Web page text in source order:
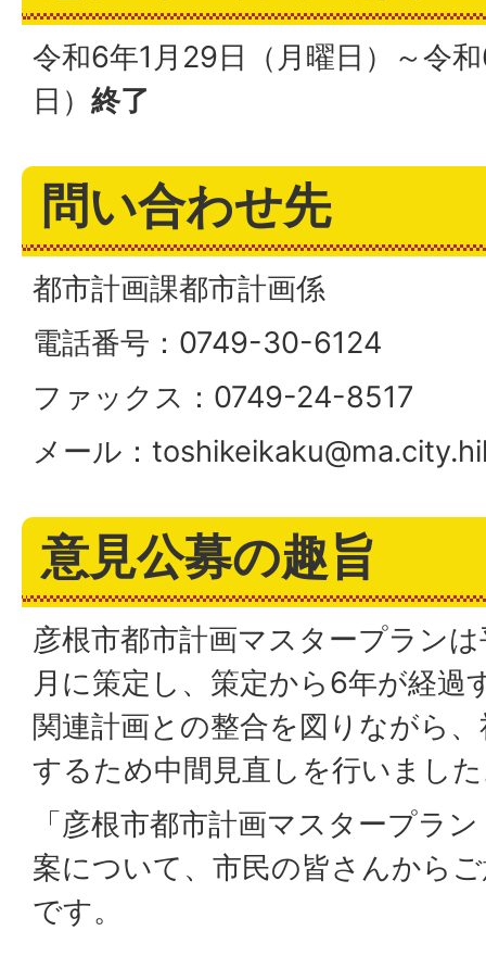
令和6年1月29日（月曜日）～令
日） 終了
問い合わせ先
都市計画課都市計画係
電話番号：0749-30-6124
ファックス：0749-24-8517
メール：
意見公募の趣旨
彦根市都市計画マスタープラン
月に策定し、策定から6年が経過
関連計画との整合を図りながら
するため中間見直しを行いまし
「彦根市都市計画マスタープラ
案について、市民の皆さんから
です。